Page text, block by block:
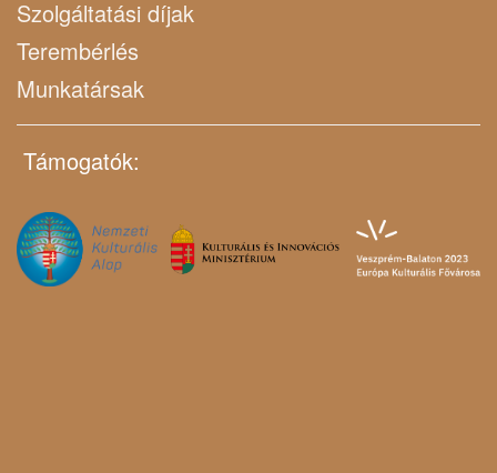
Szolgáltatási díjak
Terembérlés
Munkatársak
Támogatók: